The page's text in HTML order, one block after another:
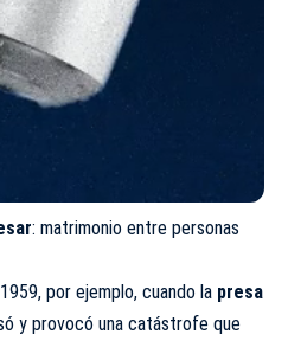
: matrimonio entre personas
por ejemplo, cuando la presa
y provocó una catástrofe que